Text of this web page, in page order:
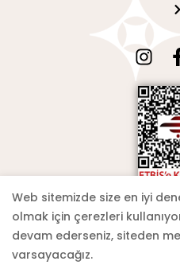
Web sitemizde size en iyi
olmak için çerezleri
devam ederseniz, siteden
varsayacağız.